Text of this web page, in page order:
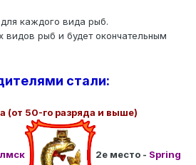
каждого вида рыб.
рыб и будет окончательным
стали:
(от 50-го разряда и выше)
2е место - Spring